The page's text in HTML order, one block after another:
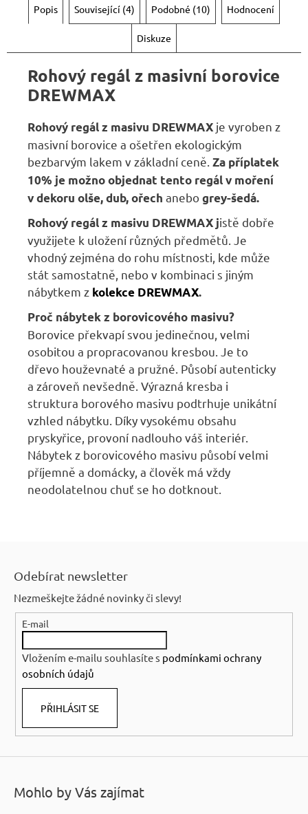
Popis Související (4) Podobné (10) Hodnocení
Diskuze
Rohový regál z masivní borovice
DREWMAX
Rohový regál z masivu DREWMAX je vyroben z
masivní borovice a ošetřen ekologickým
bezbarvým lakem v základní ceně. Za příplatek
10% je možno objednat tento regálv moření
v dekoru olše, dub, ořech anebogrey-šedá.
Rohový regál z masivu DREWMAX jistě dobře
využijete k uložení různých předmětů. Je
vhodný zejména do rohu místnosti, kde může
stát samostatně, nebo v kombinaci s jiným
nábytkem z kolekce DREWMAX.
Proč nábytek z borovicového masivu?
Borovice překvapí svou jedinečnou, velmi
osobitou a propracovanou kresbou. Je to
dřevo houževnaté a pružné. Působí autenticky
a zároveň nevšedně. Výrazná kresba i
struktura borového masivu podtrhuje unikátní
vzhled nábytku. Díky vysokému obsahu
pryskyřice, provoní nadlouho váš interiér.
Nábytek z borovicového masivu působí velmi
příjemně a domácky, a člověk má vždy
neodolatelnou chuť se ho dotknout.
Odebírat newsletter
Nezmeškejte žádné novinky či slevy!
E-mail
Vložením e-mailu souhlasíte s podmínkami ochrany
osobních údajů
PŘIHLÁSIT SE
Mohlo by Vás zajímat